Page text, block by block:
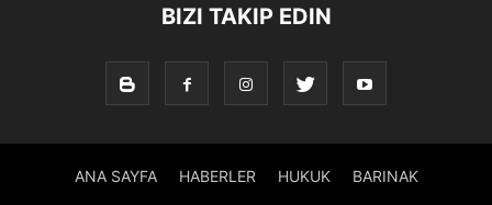
BIZI TAKIP EDIN
ANA SAYFA HABERLER HUKUK BARINAK